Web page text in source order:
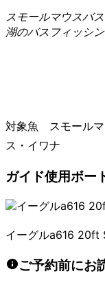
スモールマウスバ
湖のバスフィッシ
対象魚 スモールマ
ス・イワナ
ガイド使用ボー
イーグルa616 20ft
ご予約前にお